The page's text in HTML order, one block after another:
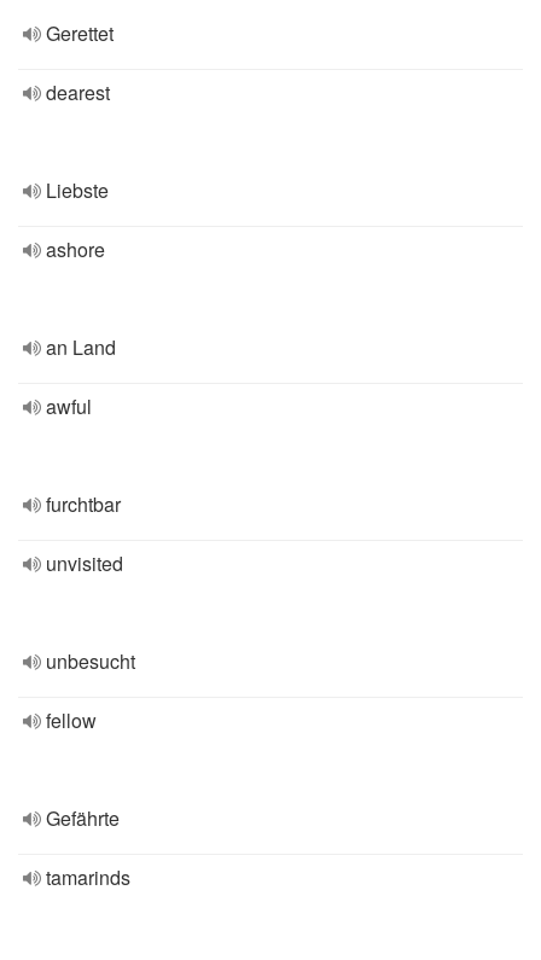
Gerettet
dearest
Liebste
ashore
an Land
awful
furchtbar
unvisited
unbesucht
fellow
Gefährte
tamarinds